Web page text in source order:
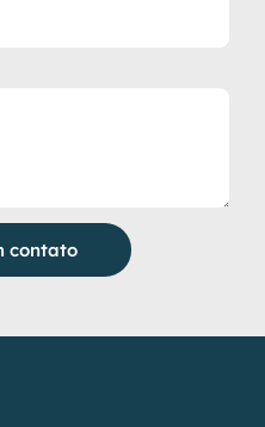
contato